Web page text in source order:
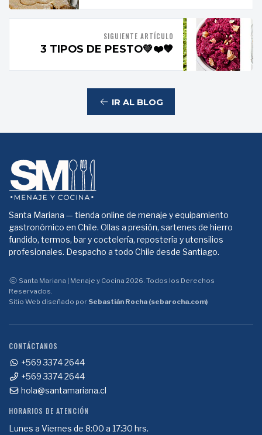
SIGUIENTE ARTÍCULO
3 TIPOS DE PESTO💚❤️🧡
IR AL BLOG
Santa Mariana — tienda online de menaje y equipamiento
gastronómico en Chile. Ollas a presión, sartenes de hierro
fundido, termos, bar y coctelería, repostería y utensilios
profesionales. Despacho a todo Chile desde Santiago.
Santa Mariana | Menaje y Cocina 2026. Todos los Derechos
Reservados.
Sitio Web diseñado por Sebastián Rocha (sebarocha.com)
CONTÁCTANOS
+569 3374 2644
+569 3374 2644
hola@santamariana.cl
HORARIOS DE ATENCIÓN
Lunes a Viernes de 8:00 a 17:30 hrs.